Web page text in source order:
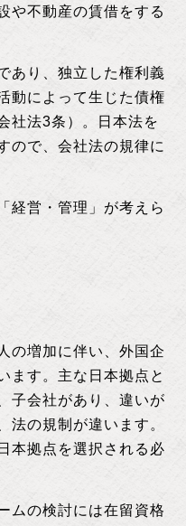
や不動産の賃借をする
あり、独立した権利義
動によって生じた債権
社法3条）。日本法を
ので、会社法の規律に
経営・管理」が考えら
の増加に伴い、外国企
ます。主な日本拠点と
子会社があり、違いが
法の規制が違います。
本拠点を選択される必
ムの検討には在留資格